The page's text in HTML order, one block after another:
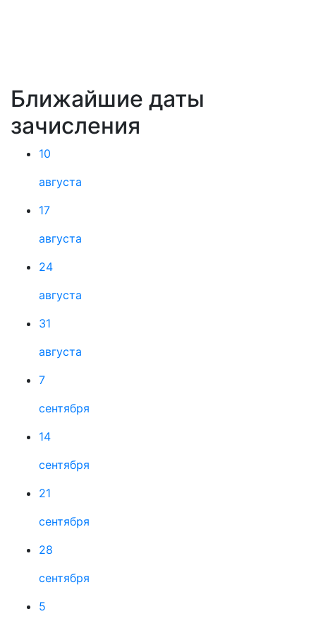
Ближайшие даты
зачисления
10
августа
17
августа
24
августа
31
августа
7
сентября
14
сентября
21
сентября
28
сентября
5